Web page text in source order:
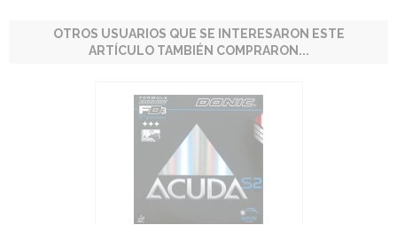
OTROS USUARIOS QUE SE INTERESARON ESTE
ARTÍCULO TAMBIÉN COMPRARON...